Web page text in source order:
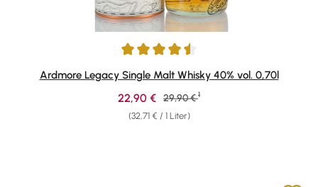
Durchschnittliche Bewertung von 4.61 von 5 Sternen
Ardmore Legacy Single Malt Whisky 40% vol. 0,70l
(32,71 € / 1 Liter)
Verkaufspreis:
22,90 € Regulärer Preis:
29,90 € 1